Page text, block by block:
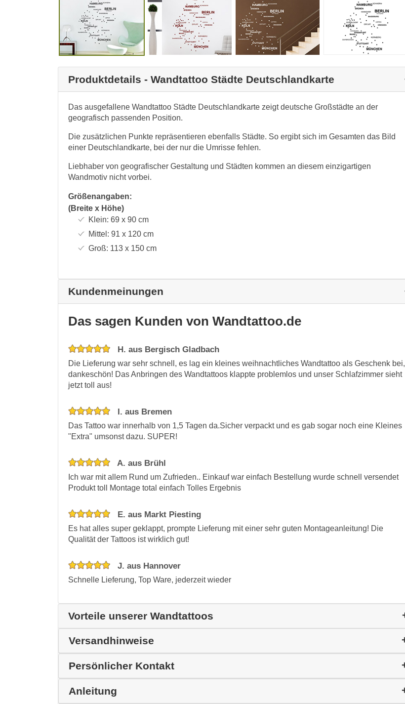
Produktdetails - Wandtattoo Städte Deutschlandkarte
Das ausgefallene Wandtattoo Städte Deutschlandkarte zeigt deutsche Großstädte an der
geografisch passenden Position.
Die zusätzlichen Punkte repräsentieren ebenfalls Städte. So ergibt sich im Gesamten das Bild
einer Deutschlandkarte, bei der nur die Umrisse fehlen.
Liebhaber von geografischer Gestaltung und Städten kommen an diesem einzigartigen
Wandmotiv nicht vorbei.
Größenangaben:
(Breite x Höhe)
Klein: 69 x 90cm
Mittel: 91 x 120cm
Groß: 113 x 150cm
Kundenmeinungen
Das sagen Kunden von Wandtattoo.de
H. aus Bergisch Gladbach
Die Lieferung war sehr schnell, es lag ein kleines weihnachtliches Wandtattoo als Geschenk bei,
dankeschön! Das Anbringen des Wandtattoos klappte problemlos und unser Schlafzimmer sieht
jetzt toll aus!
I. aus Bremen
Das Tattoo war innerhalb von 1,5 Tagen da.Sicher verpackt und es gab sogar noch eine Kleines
"Extra" umsonst dazu. SUPER!
A. aus Brühl
Ich war mit allem Rund um Zufrieden.. Einkauf war einfach Bestellung wurde schnell versendet
Produkt toll Montage total einfach Tolles Ergebnis
E. aus Markt Piesting
Es hat alles super geklappt, prompte Lieferung mit einer sehr guten Montageanleitung! Die
Qualität der Tattoos ist wirklich gut!
J. aus Hannover
Schnelle Lieferung, Top Ware, jederzeit wieder
Vorteile unserer Wandtattoos
Versandhinweise
Persönlicher Kontakt
Anleitung